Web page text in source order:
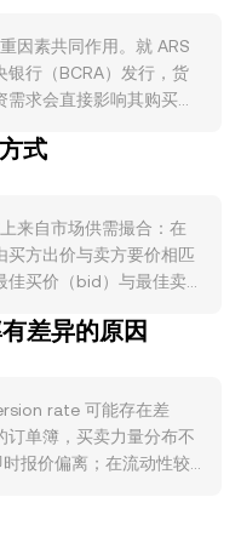
因素共同作用。就 ARS
行（BCRA）发行，货
需求会直接影响其购买
ARS 计价的 ETH 成
税费、进出口结算）与
）会改变市场上以 ARS
支付、跨境结算或储值
特币走势通常影响整体
流动性变化也会通过
管事件方面，阿根廷境
报与税务规则、银行渠道
式
来自市场供需撮合：在
买方出价与卖方要价相匹
佳买价（bid）与最佳卖
维度上，数据聚合商常
做简单换算时，可将
= ARS Amount ×
Amount = ETH Value /
差异的原因
rate 可能存在差
订单簿，买卖力量分布不
报价偏离；在流动性较